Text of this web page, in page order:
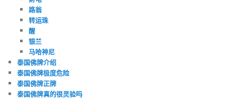
路翁
转运珠
醒
银兰
马哈神尼
泰国佛牌介绍
泰国佛牌极度危险
泰国佛牌正牌
泰国佛牌真的很灵验吗